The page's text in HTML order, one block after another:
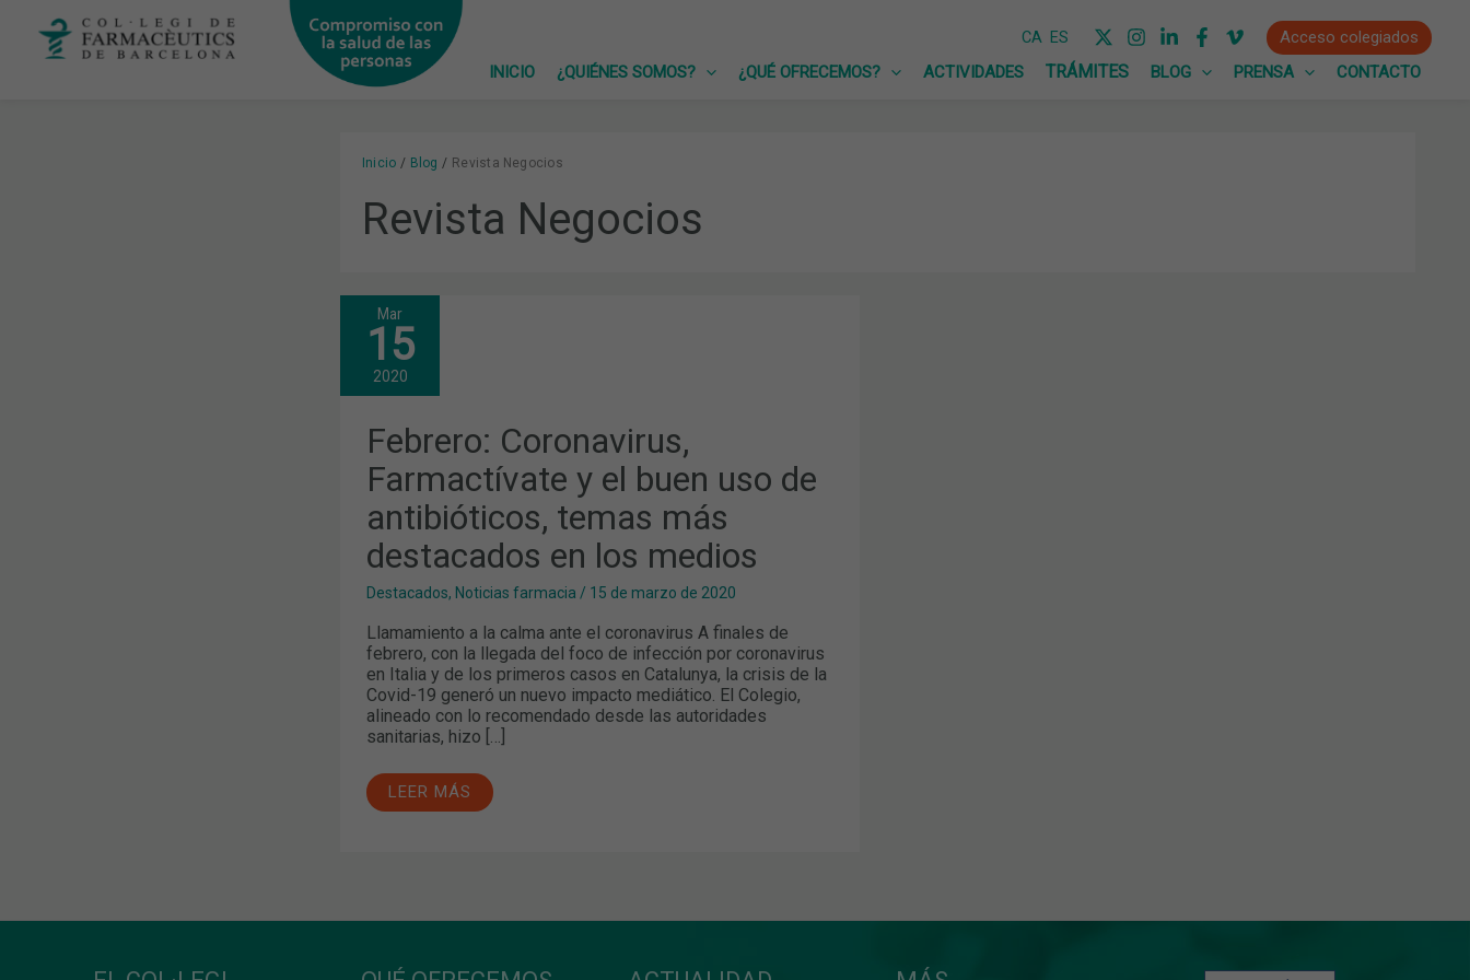
CA ES
Acceso colegiados
INICIO
¿QUIÉNES SOMOS? ¿QUÉ OFRECEMOS? ACTIVIDADES BLOG PRENSA CONTACTO
Inicio Blog Revista Negocios
Revista Negocios
Mar
15
2020
Febrero: Coronavirus,
Farmactívate y el buen uso de
antibióticos, temas más
destacados en los medios
Destacados, Noticias farmacia / 15 de marzo de 2020
Llamamiento a la calma ante el coronavirus A finales de
febrero, con la llegada del foco de infección por coronavirus
en Italia y de los primeros casos en Catalunya, la crisis de la
Covid-19 generó un nuevo impacto mediático. El Colegio,
alineado con lo recomendado desde las autoridades
sanitarias, hizo […]
FEBRERO:
CORONAVIRUS,
FARMACTÍVATE
Y
EL
USO
DE
ANTIBIÓTICOS,
TEMAS
MÁS
DESTACADOS
EN
MEDIOS
LEER MÁS